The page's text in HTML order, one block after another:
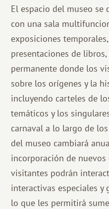
El espacio del museo se
con una sala
exposiciones
presentaciones de
permanente donde los
sobre los orígenes y la
incluyendo carteles de
temáticos y los
carnaval a lo largo de
del museo cambiará
incorporación de nuevos
visitantes podrán
interactivas especiales
lo que les permitirá